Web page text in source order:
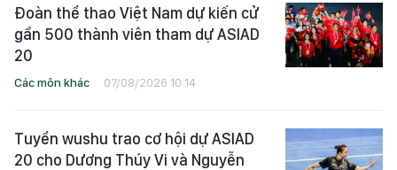
Đoàn thể thao Việt Nam dự kiến cử
gần 500 thành viên tham dự ASIAD
20
Các môn khác 07/08/2026 10:14
Tuyển wushu trao cơ hội dự ASIAD
20 cho Dương Thúy Vi và Nguyễn